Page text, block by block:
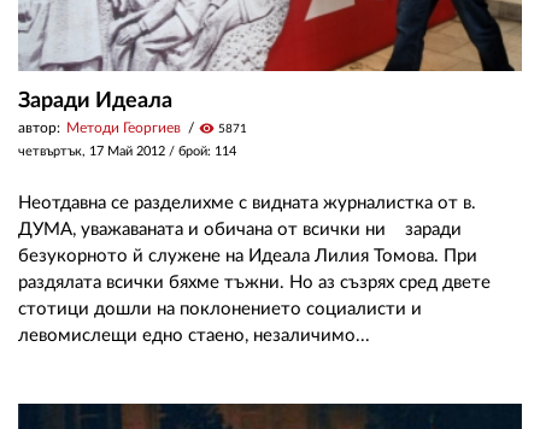
Заради Идеала
автор: Методи Георгиев visibility 5871
четвъртък, 17 Май 2012 / брой: 114
Неотдавна се разделихме с видната журналистка от в.
ДУМА, уважаваната и обичана от всички ни заради
безукорното й служене на Идеала Лилия Томова. При
раздялата всички бяхме тъжни. Но аз съзрях сред двете
стотици дошли на поклонението социалисти и
левомислещи едно стаено, незаличимо...